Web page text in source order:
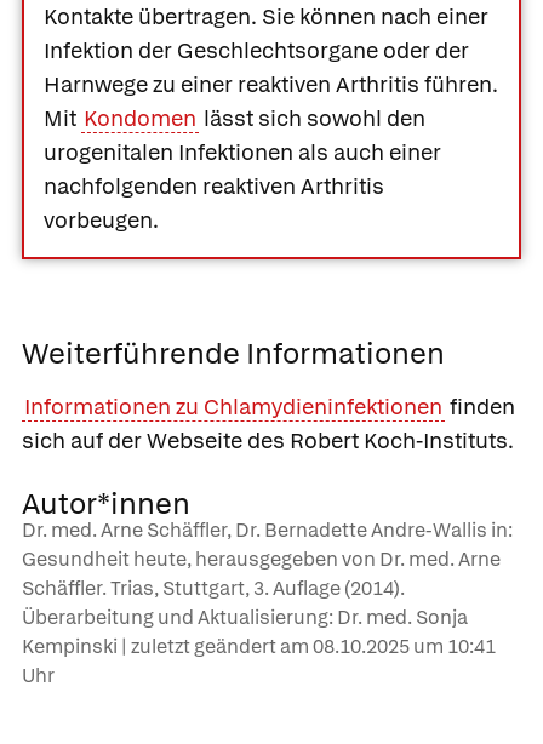
Kontakte übertragen. Sie können nach einer
Infektion der Geschlechtsorgane oder der
Harnwege zu einer reaktiven Arthritis führen.
Mit Kondomen lässt sich sowohl den
urogenitalen Infektionen als auch einer
nachfolgenden reaktiven Arthritis
vorbeugen.
Weiterführende Informationen
Informationen zu Chlamydieninfektionen finden
sich auf der Webseite des Robert Koch-Instituts.
Autor*innen
Dr. med. Arne Schäffler, Dr. Bernadette Andre-Wallis in:
Gesundheit heute, herausgegeben von Dr. med. Arne
Schäffler. Trias, Stuttgart, 3. Auflage (2014).
Überarbeitung und Aktualisierung: Dr. med. Sonja
Kempinski | zuletzt geändert am08.10.2025um 10:41
Uhr